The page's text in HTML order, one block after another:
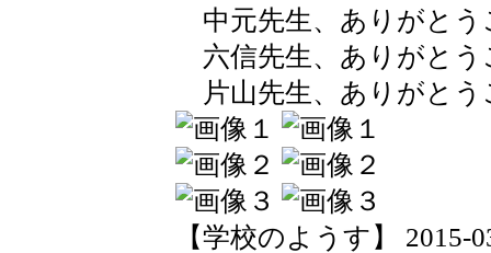
中元先生、ありがとう
六信先生、ありがとう
片山先生、ありがとう
【学校のようす】 2015-